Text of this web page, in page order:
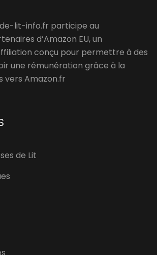
lit-info.fr participe au
d’Amazon EU, un
conçu pour permettre à des
une rémunération grâce à la
vers Amazon.fr
de Lit